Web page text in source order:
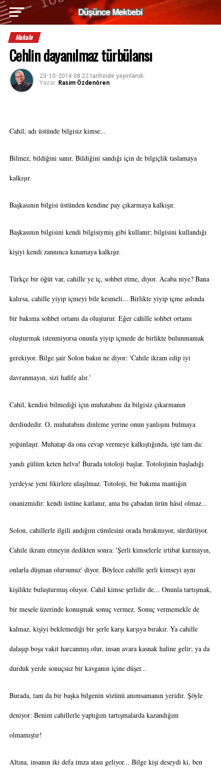
Makale
Cehlin dayanılmaz türbülansı
23-10-2014 08:22tarihinde yayınlandı.
Yazar: Rasim Özdenören
Cahil, adı üstünde bilgisiz kimse...
Bilmez, bildiğini sanır. Bildiğini sandığı için de bilgiçlik taslamaya
kalkışır.
Başkasının bilgisi üstünden kendine pay çıkarmaya kalkışır.
Başkasının bilgisini kendi bilgisiymiş gibi kullanır; bilgisini kullandığı
kişiyi kendi zannınca kınamaya kalkışır.
Türkçe bir öğüt var, cahille ye iç, sohbet etme, diyor. Acaba niye? Bana
kalırsa, cahille yiyip içmeyi bile kesmeli... Birlikte yiyip içme aslında
bir bakıma sohbet ortamı da oluşturur. Eğer cahille sohbet ortamı
oluşturmak istenmiyorsa onunla yiyip içmede de birlikte bulunmamak
gerekiyor. Bilge şair Solon bakın ne diyor: 'Cahile ikram edip iyi
davranmayın, sizi hafife alır.'
Cahil, kendisi bilmediği için muhatabını da bilgisiz çıkarmanın
derdindedir. O, muhatabını dinleme yerine onun yanlışını bulmaya
yoğunlaşır. Muhatap da ona cevap vermeye kalkıştığında, işte tam da:
yandı gülüm keten helva! Burada totoloji başlar. Totolojinin başladığı
yerdeyse yeni fikirlere ulaşılmaz. Totoloji, bir bakıma mantığın
onanizmidir: kendi üstüne katlanır, ama bu çabadan ürün hâsıl olmaz...
Solon, cahillerle ilgili andığım cümlesini orada bırakmıyor, sürdürüyor.
Cahile ikram etmeyin dedikten sonra: 'Şerli kimselerle irtibat kurmayın,
onlarla düşman olursunuz' diyor. Böylece cahille şerli kimseyi aynı
kişilikte buluşturmuş oluyor. Cahil kimse şerlidir de... Onunla tartışmak,
bir mesele üzerinde konuşmak sonuç vermez. Sonuç vermemekle de
kalmaz, kişiyi beklemediği bir şerle karşı karşıya bırakır. Ya cahille
dalaşıp boşa vakit harcanmış olur, insan avara kasnak haline gelir; ya da
durduk yerde sonuçsuz bir kavganın içine düşer...
Burada, tam da bir başka bilgenin sözünü anımsamanın yeridir. Şöyle
deniyor: Benim cahillerle yaptığım tartışmalarda kazandığım
olmamıştır!
Altına, insanın iki defa imza atası geliyor... Bilge kişi deseydi ki, ben